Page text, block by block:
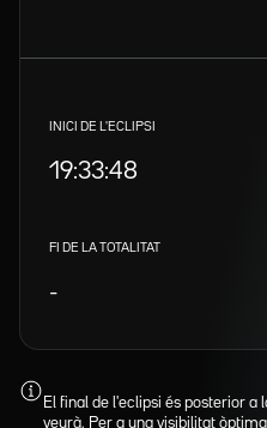
INICI DE L'ECLIPSI
19:33:48
FI DE LA TOTALITAT
-
El final de l'eclipsi és posterior a
veurà. Per a una visibilitat